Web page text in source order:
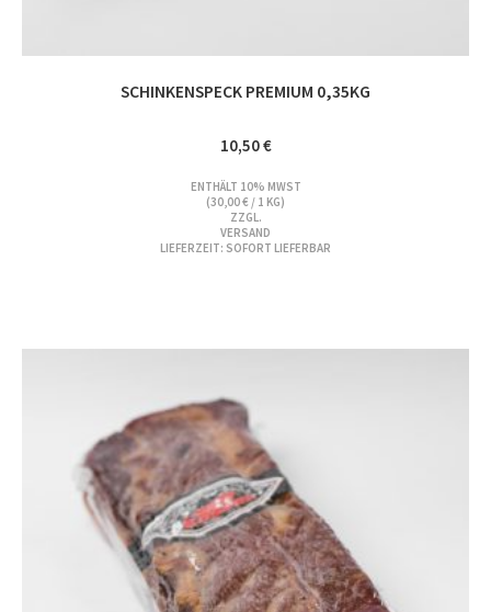
SCHINKENSPECK PREMIUM 0,35KG
10,50€
ENTHÄLT 10% MWST
(30,00€ / 1 KG)
ZZGL.
VERSAND
LIEFERZEIT: SOFORT LIEFERBAR